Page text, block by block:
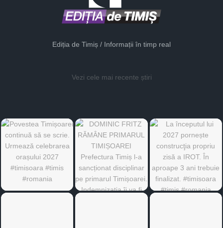
Ediția de Timiș / Informații în timp real
Vezi cele mai recente știri